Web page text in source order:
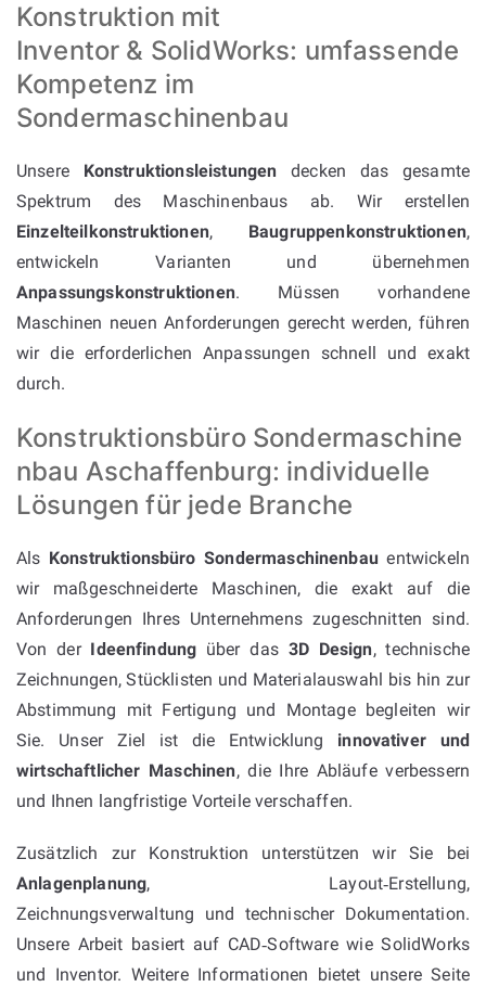
Konstruktion mit
Inventor & SolidWorks: umfassende
Kompetenz im
Sondermaschinenbau
Unsere Konstruktionsleistungen decken das gesamte
Spektrum des Maschinenbaus ab. Wir erstellen
Einzelteilkonstruktionen, Baugruppenkonstruktionen,
entwickeln Varianten und übernehmen
Anpassungskonstruktionen. Müssen vorhandene
Maschinen neuen Anforderungen gerecht werden, führen
wir die erforderlichen Anpassungen schnell und exakt
durch.
Konstruktionsbüro Sondermaschine
nbau Aschaffenburg: individuelle
Lösungen für jede Branche
Als Konstruktionsbüro Sondermaschinenbauentwickeln
wir maßgeschneiderte Maschinen, die exakt auf die
Anforderungen Ihres Unternehmens zugeschnitten sind.
Von der Ideenfindung über das 3D Design, technische
Zeichnungen, Stücklisten und Materialauswahl bis hin zur
Abstimmung mit Fertigung und Montage begleiten wir
Sie. Unser Ziel ist die Entwicklung innovativer und
wirtschaftlicher Maschinen, die Ihre Abläufe verbessern
und Ihnen langfristige Vorteile verschaffen.
Zusätzlich zur Konstruktion unterstützen wir Sie bei
Anlagenplanung, Layout‑Erstellung,
Zeichnungsverwaltung und technischer Dokumentation.
Unsere Arbeit basiert auf CAD‑Software wie SolidWorks
und Inventor. Weitere Informationen bietet unsere Seite